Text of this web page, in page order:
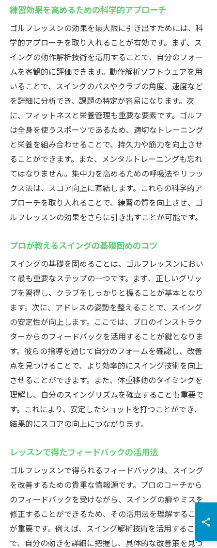
練習効果を高めるための科学的アプローチ
ゴルフレッスンの効果を最大限に引き出すためには、科
学的アプローチを取り入れることが有効です。まず、ス
イングの動作解析技術を活用することで、自分のフォー
ムを客観的に評価できます。動作解析ソフトウェアを用
いることで、スイングのパスやクラブの角度、速度など
を詳細に分析でき、課題の特定が容易になります。次
に、フィットネスと栄養管理も重要な要素です。ゴルフ
は全身を使うスポーツであるため、適切なトレーニング
と栄養を組み合わせることで、持久力や筋力を向上させ
ることができます。また、メンタルトレーニングも忘れ
てはなりません。集中力を高めるための呼吸法やリラッ
クス法は、スコア向上に直結します。これらの科学的ア
プローチを取り入れることで、練習の質を向上させ、ゴ
ルフレッスンの効果をさらに引き出すことが可能です。
プロが教えるスイングの基礎固めのコツ
スイングの基礎を固めることは、ゴルフレッスンにおい
て最も重要なステップの一つです。まず、正しいグリッ
プを習得し、クラブをしっかりと握ることが基本となり
ます。次に、アドレスの姿勢を整えることで、スイング
の安定性が向上します。ここでは、プロのインストラク
ターからのフィードバックを活用することが鍵となりま
す。彼らの指導を通じて自分のフォームを確認し、改善
点を見つけることで、より効率的にスイング技術を向上
させることができます。また、体重移動のタイミングを
理解し、自分のスイングリズムを確立することも重要で
す。これにより、安定したショットを打つことができ、
結果的にスコアの向上につながります。
レッスンで得たフィードバックの活用法
ゴルフレッスンで得られるフィードバックは、スイング
を改善するための貴重な情報源です。プロのコーチから
のフィードバックを受けながら、スイングの癖やミスを
修正することができるため、その活用法を理解すること
が重要です。例えば、スイング解析技術を活用すること
で、自分の動きを詳細に把握し、具体的な改善策を見つ